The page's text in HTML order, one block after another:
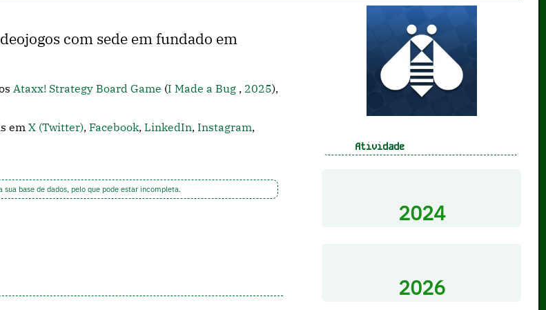
com sede em fundado em
Ataxx! Strategy Board Game (I Made a Bug , 2025),
emX (Twitter),Facebook,LinkedIn,Instagram,
base de dados, pelo que pode estar incompleta.
Atividade
2024
2026